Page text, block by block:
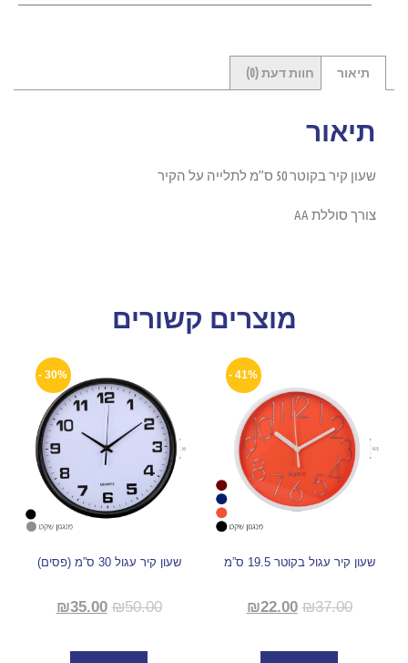
תיאור חוות דעת (0)
תיאור
שעון קיר בקוטר 50 ס”מ לתלייה על הקיר
צורך סוללת AA
מוצרים קשורים
41% -
שעון קיר עגול בקוטר 19.5 ס”מ
₪37.00
₪22.00
30% -
שעון קיר עגול 30 ס”מ (פסים)
₪50.00
₪35.00